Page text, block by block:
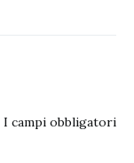
I campi obbligatori